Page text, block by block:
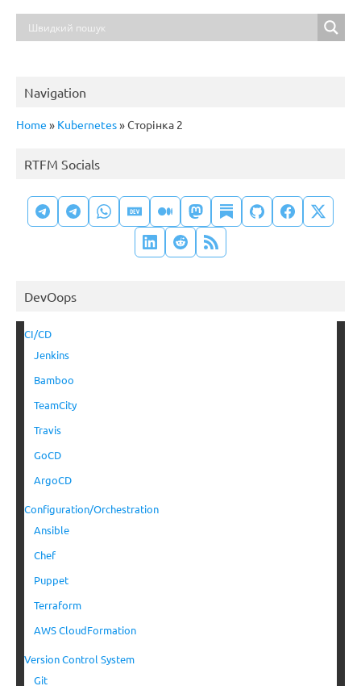
Navigation
Home » Kubernetes»Сторінка 2
RTFM Socials
DevOops
CI/CD
Jenkins
Bamboo
TeamCity
Travis
GoCD
ArgoCD
Configuration/Orchestration
Ansible
Chef
Puppet
Terraform
AWS CloudFormation
Version Control System
Git